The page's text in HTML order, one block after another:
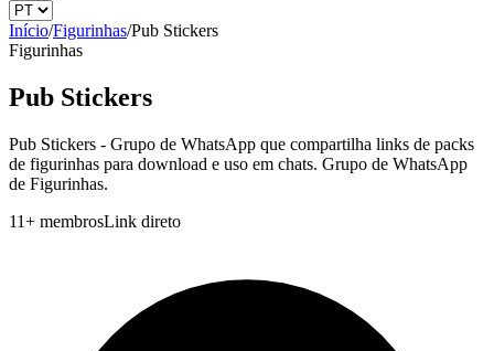
Início/Figurinhas/Pub Stickers
Figurinhas
Pub Stickers
Pub Stickers - Grupo de WhatsApp que compartilha links de packs
de figurinhas para download e uso em chats. Grupo de WhatsApp
de Figurinhas.
11+ membrosLink direto